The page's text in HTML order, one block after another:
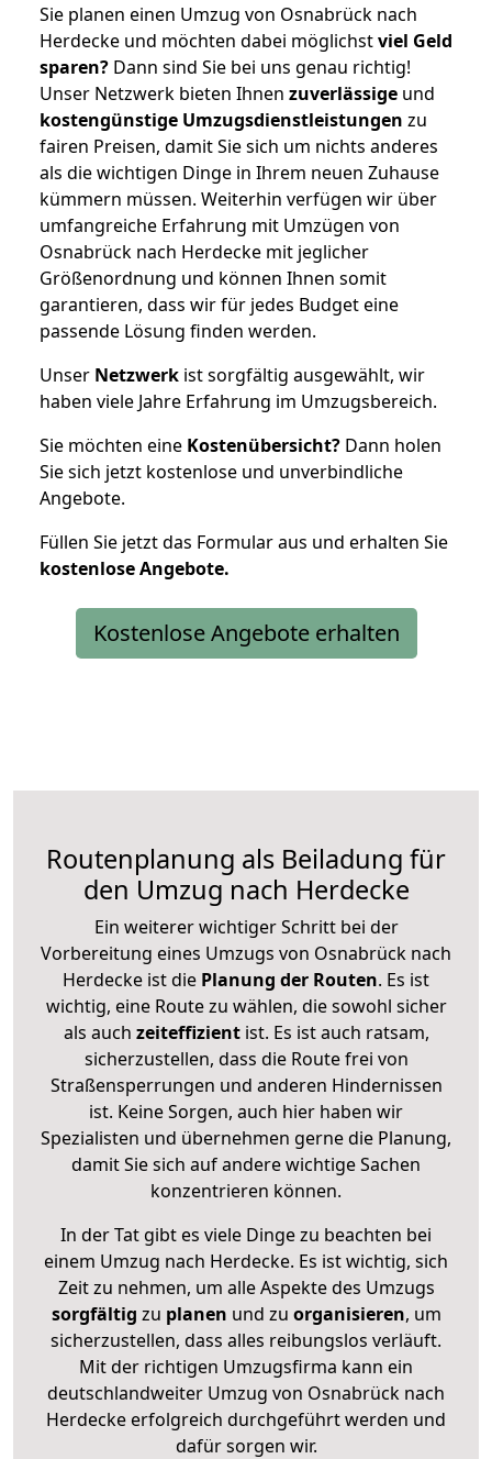
Sie planen einen Umzug von Osnabrück nach
Herdecke und möchten dabei möglichstviel Geld
sparen? Dann sind Sie bei uns genau richtig!
Unser Netzwerk bieten Ihnen zuverlässige und
kostengünstige Umzugsdienstleistungen zu
fairen Preisen, damit Sie sich um nichts anderes
als die wichtigen Dinge in Ihrem neuen Zuhause
kümmern müssen. Weiterhin verfügen wir über
umfangreiche Erfahrung mit Umzügen von
Osnabrück nach Herdecke mit jeglicher
Größenordnung und können Ihnen somit
garantieren, dass wir für jedes Budget eine
passende Lösung finden werden.
Unser Netzwerk ist sorgfältig ausgewählt, wir
haben viele Jahre Erfahrung im Umzugsbereich.
Sie möchten eine Kostenübersicht? Dann holen
Sie sich jetzt kostenlose und unverbindliche
Angebote.
Füllen Sie jetzt das Formular aus und erhalten Sie
kostenloseAngebote.
Kostenlose Angebote erhalten
Routenplanung als Beiladung für
den Umzug nach Herdecke
Ein weiterer wichtiger Schritt bei der
Vorbereitung eines Umzugs von Osnabrück nach
Herdecke ist die Planung der Routen. Es ist
wichtig, eine Route zu wählen, die sowohl sicher
als auch zeiteffizientist. Es ist auch ratsam,
sicherzustellen, dass die Route frei von
Straßensperrungen und anderen Hindernissen
ist. Keine Sorgen, auch hier haben wir
Spezialisten und übernehmen gerne die Planung,
damit Sie sich auf andere wichtige Sachen
konzentrieren können.
In der Tat gibt es viele Dinge zu beachten bei
einem Umzug nach Herdecke. Es ist wichtig, sich
Zeit zu nehmen, um alle Aspekte des Umzugs
sorgfältig zu planen und zu organisieren, um
sicherzustellen, dass alles reibungslos verläuft.
Mit der richtigen Umzugsfirma kann ein
deutschlandweiter Umzug von Osnabrück nach
Herdecke erfolgreich durchgeführt werden und
dafür sorgen wir.